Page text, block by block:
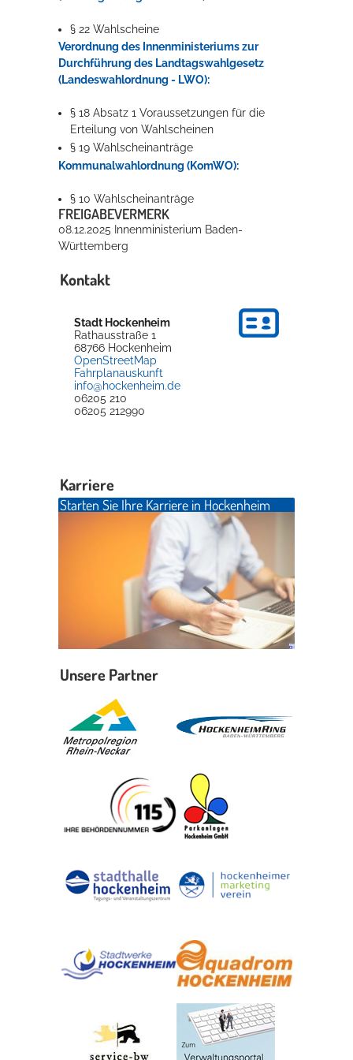
§ 22 Wahlscheine
Verordnung des Innenministeriums zur
Durchführung des Landtagswahlgesetz
(Landeswahlordnung - LWO):
§ 18 Absatz 1 Voraussetzungen für die
Erteilung von Wahlscheinen
§ 19 Wahlscheinanträge
Kommunalwahlordnung (KomWO):
§ 10 Wahlscheinanträge
FREIGABEVERMERK
08.12.2025 Innenministerium Baden-
Württemberg
Kontakt
Stadt Hockenheim
Rathausstraße 1
68766 Hockenheim
OpenStreetMap
Fahrplanauskunft
info@hockenheim.de
06205 210
06205 212990
Karriere
Starten Sie Ihre Karriere in Hockenheim
Unsere Partner